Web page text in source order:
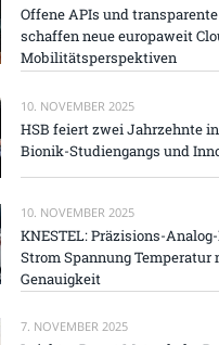
Offene APIs und
schaffen neue europaweit
Mobilitätsperspektiven
10. NOVEMBER 2025
HSB feiert zwei Jahrzehnte
Bionik-Studiengangs und
10. NOVEMBER 2025
KNESTEL: Präzisions-
Strom Spannung Temperatur
Genauigkeit
7. NOVEMBER 2025